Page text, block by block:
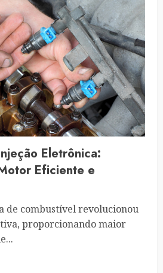
Eletrônica:
Eficiente e
de combustível revolucionou
proporcionando maior